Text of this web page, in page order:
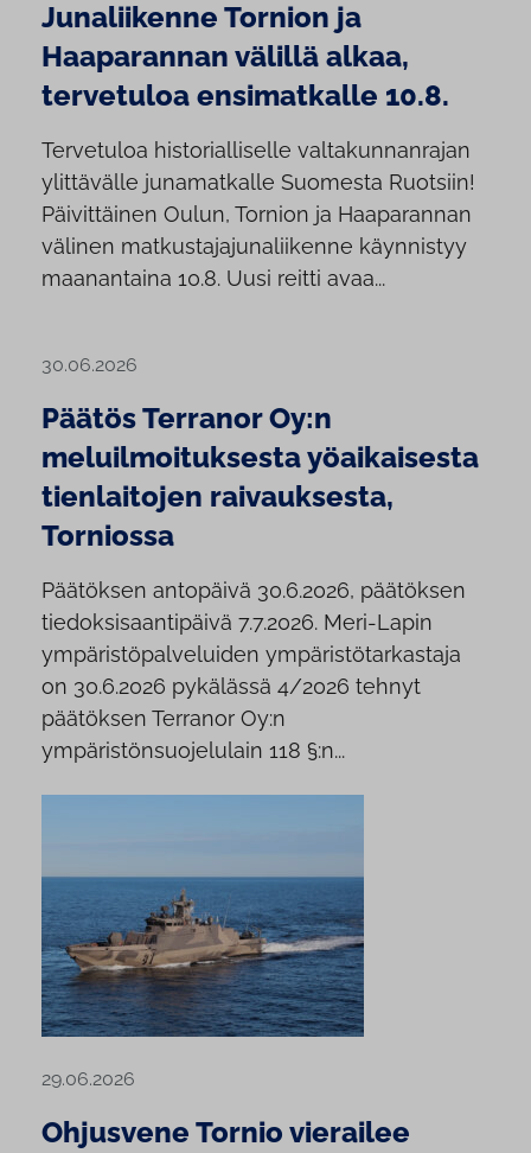
Junaliikenne Tornion ja
Haaparannan välillä alkaa,
tervetuloa ensimatkalle 10.8.
Tervetuloa historialliselle valtakunnanrajan
ylittävälle junamatkalle Suomesta Ruotsiin!
Päivittäinen Oulun, Tornion ja Haaparannan
välinen matkustajajunaliikenne käynnistyy
maanantaina 10.8. Uusi reitti avaa...
30.06.2026
Päätös Terranor Oy:n
meluilmoituksesta yöaikaisesta
tienlaitojen raivauksesta,
Torniossa
Päätöksen antopäivä 30.6.2026, päätöksen
tiedoksisaantipäivä 7.7.2026. Meri-Lapin
ympäristöpalveluiden ympäristötarkastaja
on 30.6.2026 pykälässä 4/2026 tehnyt
päätöksen Terranor Oy:n
ympäristönsuojelulain 118 §:n...
29.06.2026
Ohjusvene Tornio vierailee